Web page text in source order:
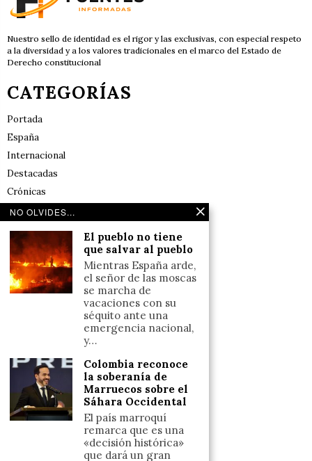
Nuestro sello de identidad es el rigor y las exclusivas, con especial respeto
a la diversidad y a los valores tradicionales en el marco del Estado de
Derecho constitucional
CATEGORÍAS
Portada
España
Internacional
Destacadas
Crónicas
Noticias de deportes en España
Reflexiones
LINKS
Política de cookies (UE)
Términos y condiciones
Llámanos
+34633110958
NO OLVIDES...
El pueblo no tiene
que salvar al pueblo
Mientras España arde,
el señor de las moscas
se marcha de
vacaciones con su
séquito ante una
emergencia nacional,
y…
Colombia reconoce
la soberanía de
Marruecos sobre el
Sáhara Occidental
El país marroquí
remarca que es una
«decisión histórica»
que dará un gran